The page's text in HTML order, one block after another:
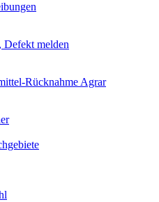
Defekt melden
Rücknahme Agrar